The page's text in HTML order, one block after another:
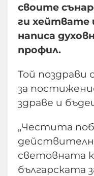
своите
ги хейтвате
написа
профил.
Той поздрави
за
здраве и
„Честита
световната
българската